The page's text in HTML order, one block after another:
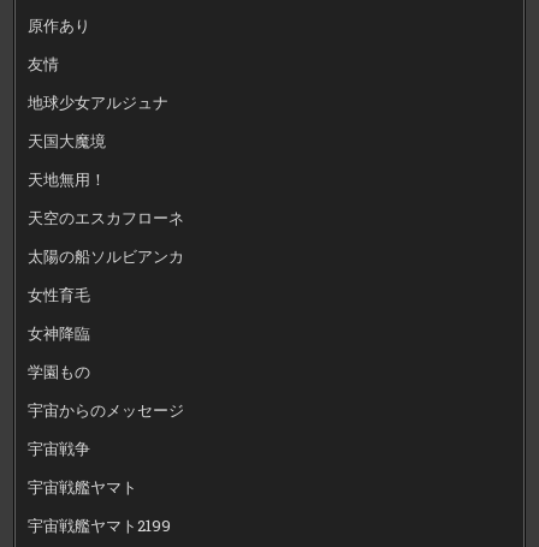
原作あり
友情
地球少女アルジュナ
天国大魔境
天地無用！
天空のエスカフローネ
太陽の船ソルビアンカ
女性育毛
女神降臨
学園もの
宇宙からのメッセージ
宇宙戦争
宇宙戦艦ヤマト
宇宙戦艦ヤマト2199